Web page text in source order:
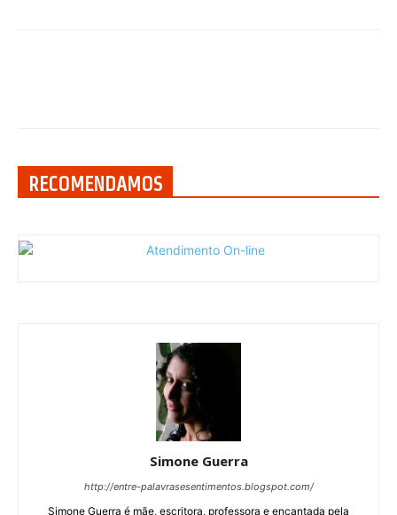
RECOMENDAMOS
Simone Guerra
http://entre-palavrasesentimentos.blogspot.com/
Simone Guerra é mãe, escritora, professora e encantada pela